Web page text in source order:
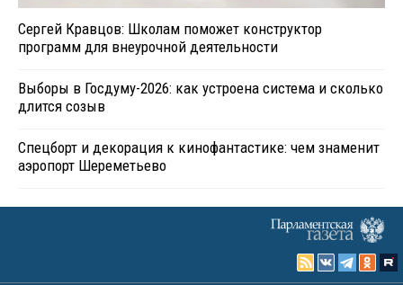
Сергей Кравцов: Школам поможет конструктор
программ для внеурочной деятельности
Выборы в Госдуму-2026: как устроена система и сколько
длится созыв
Спецборт и декорация к кинофантастике: чем знаменит
аэропорт Шереметьево